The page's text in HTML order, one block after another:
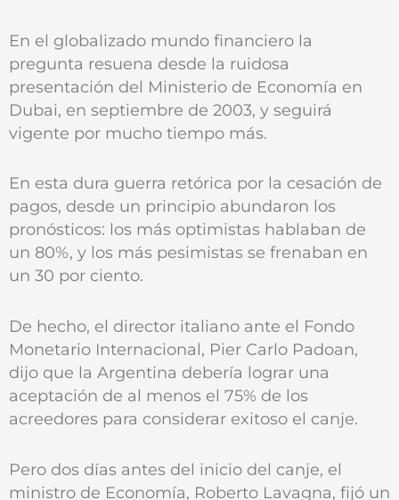
En el globalizado mundo financiero la
pregunta resuena desde la ruidosa
presentación del Ministerio de Economía en
Dubai, en septiembre de 2003, y seguirá
vigente por mucho tiempo más.
En esta dura guerra retórica por la cesación de
pagos, desde un principio abundaron los
pronósticos: los más optimistas hablaban de
un 80%, y los más pesimistas se frenaban en
un 30 por ciento.
De hecho, el director italiano ante el Fondo
Monetario Internacional, Pier Carlo Padoan,
dijo que la Argentina debería lograr una
aceptación de al menos el 75% de los
acreedores para considerar exitoso el canje.
Pero dos días antes del inicio del canje, el
ministro de Economía, Roberto Lavagna, fijó un